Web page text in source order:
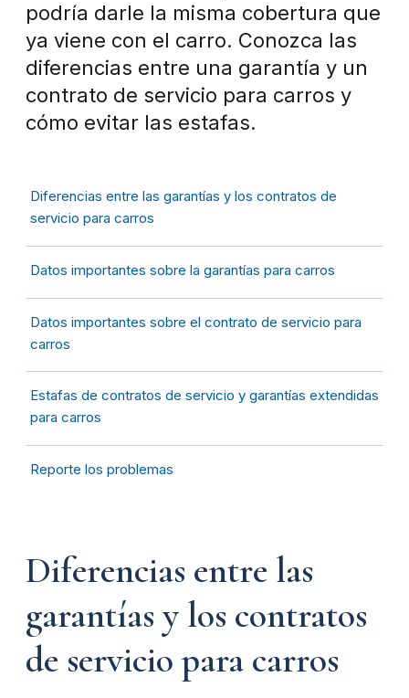
podría darle la misma cobertura que
ya viene con el carro. Conozca las
diferencias entre una garantía y un
contrato de servicio para carros y
cómo evitar las estafas.
Diferencias entre las garantías y los contratos de
servicio para carros
Datos importantes sobre la garantías para carros
Datos importantes sobre el contrato de servicio para
carros
Estafas de contratos de servicio y garantías extendidas
para carros
Reporte los problemas
Diferencias entre las
garantías y los contratos
de servicio para carros